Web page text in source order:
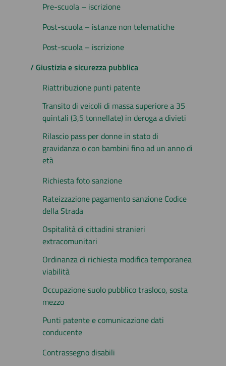
Pre-scuola – iscrizione
Post-scuola – istanze non telematiche
Post-scuola – iscrizione
/ Giustizia e sicurezza pubblica
Riattribuzione punti patente
Transito di veicoli di massa superiore a 35
quintali (3,5 tonnellate) in deroga a divieti
Rilascio pass per donne in stato di
gravidanza o con bambini fino ad un anno di
età
Richiesta foto sanzione
Rateizzazione pagamento sanzione Codice
della Strada
Ospitalità di cittadini stranieri
extracomunitari
Ordinanza di richiesta modifica temporanea
viabilità
Occupazione suolo pubblico trasloco, sosta
mezzo
Punti patente e comunicazione dati
conducente
Contrassegno disabili